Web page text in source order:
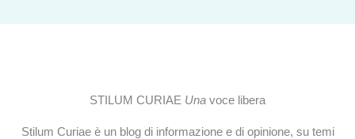
STILUM CURIAE Una voce libera
Stilum Curiae è un blog di informazione e di opinione, su temi